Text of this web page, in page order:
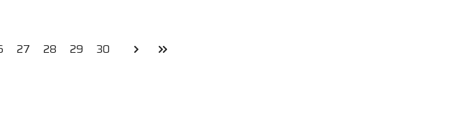
27 28 29 30